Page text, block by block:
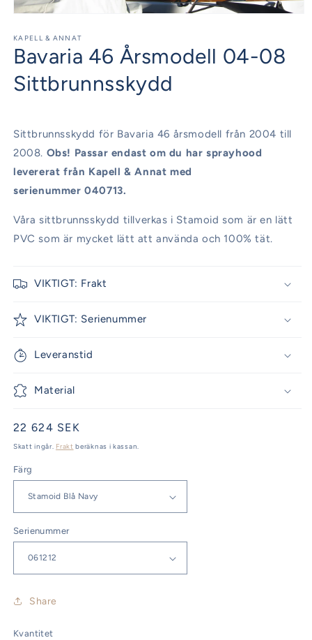
1
i
modalfönster
KAPELL & ANNAT
Bavaria 46 Årsmodell 04-08
Sittbrunnsskydd
Sittbrunnsskydd för Bavaria 46 årsmodell från 2004 till
2008. Obs! Passar endast om du har sprayhood
levererat från Kapell & Annat med
serienummer 040713.
Våra sittbrunnsskydd tillverkas i Stamoid som är en lätt
PVC som är mycket lätt att använda och 100% tät.
VIKTIGT: Frakt
VIKTIGT: Serienummer
Leveranstid
Material
Ordinarie
pris
22 624 SEK
Skatt ingår. Frakt beräknas i kassan.
Färg
Serienummer
Share
Kvantitet